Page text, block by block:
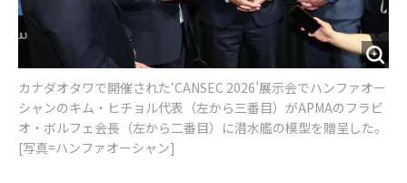
カナダオタワで開催された‘CANSEC 2026’展示会でハンファオー
シャンのキム・ヒチョル代表（左から三番目）がAPMAのフラビ
オ・ボルフェ会長（左から二番目）に潜水艦の模型を贈呈した。
[写真=ハンファオーシャン]